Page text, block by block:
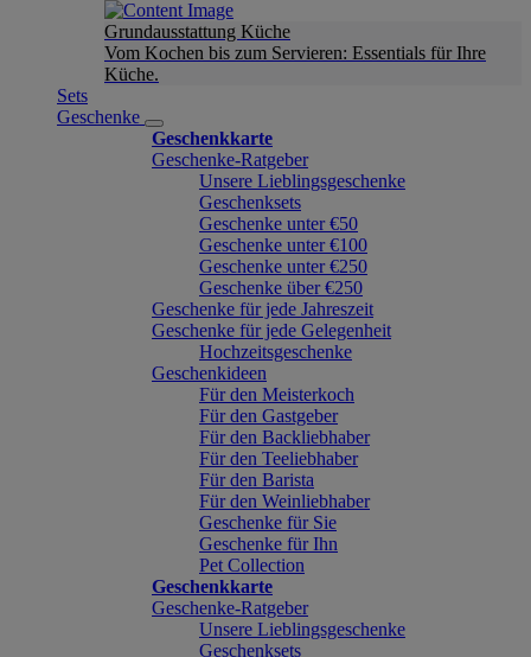
Grundausstattung Küche
Vom Kochen bis zum Servieren: Essentials für Ihre
Küche.
Sets
Geschenke
Geschenkkarte
Geschenke-Ratgeber
Unsere Lieblingsgeschenke
Geschenksets
Geschenke unter €50
Geschenke unter €100
Geschenke unter €250
Geschenke über €250
Geschenke für jede Jahreszeit
Geschenke für jede Gelegenheit
Hochzeitsgeschenke
Geschenkideen
Für den Meisterkoch
Für den Gastgeber
Für den Backliebhaber
Für den Teeliebhaber
Für den Barista
Für den Weinliebhaber
Geschenke für Sie
Geschenke für Ihn
Pet Collection
Geschenkkarte
Geschenke-Ratgeber
Unsere Lieblingsgeschenke
Geschenksets